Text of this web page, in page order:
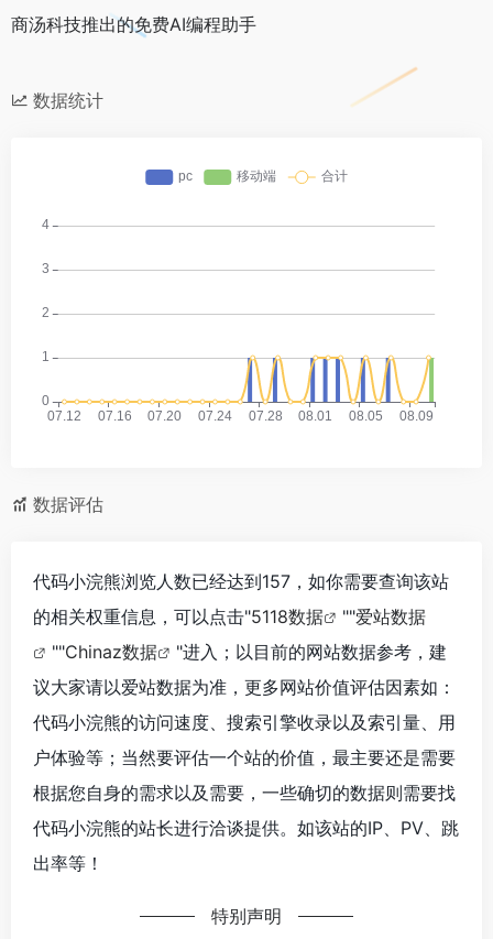
商汤科技推出的免费AI编程助手
数据统计
数据评估
代码小浣熊浏览人数已经达到157，如你需要查询该站
的相关权重信息，可以点击"5118数据 ""爱站数据
""Chinaz数据
"进入；以目前的网站数据参考，建
议大家请以爱站数据为准，更多网站价值评估因素如：
代码小浣熊的访问速度、搜索引擎收录以及索引量、用
户体验等；当然要评估一个站的价值，最主要还是需要
根据您自身的需求以及需要，一些确切的数据则需要找
代码小浣熊的站长进行洽谈提供。如该站的IP、PV、跳
出率等！
特别声明